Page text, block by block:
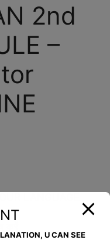
2nd
–
U CAN SEE